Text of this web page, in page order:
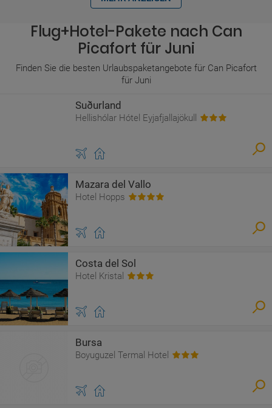
Flug+Hotel-Pakete nach Can
Picafort für Juni
Finden Sie die besten Urlaubspaketangebote für Can Picafort
für Juni
Suðurland
Hellishólar Hótel Eyjafjallajökull
Mazara del Vallo
Hotel Hopps
Costa del Sol
Hotel Kristal
Bursa
Boyuguzel Termal Hotel